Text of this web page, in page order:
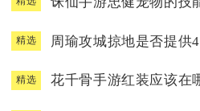
精选 周瑜攻城掠地是否提供
精选 花千骨手游红装应该在